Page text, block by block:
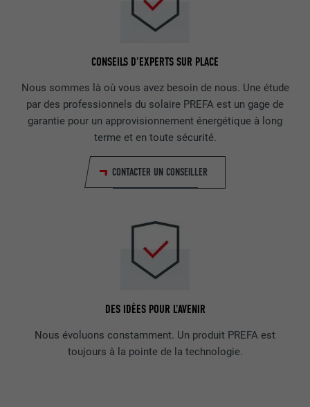
CONSEILS D'EXPERTS SUR PLACE
Nous sommes là où vous avez besoin de nous. Une étude
par des professionnels du solaire PREFA est un gage de
garantie pour un approvisionnement énergétique à long
terme et en toute sécurité.
CONTACTER UN CONSEILLER
DES IDÉES POUR L'AVENIR
Nous évoluons constamment. Un produit PREFA est
toujours à la pointe de la technologie.